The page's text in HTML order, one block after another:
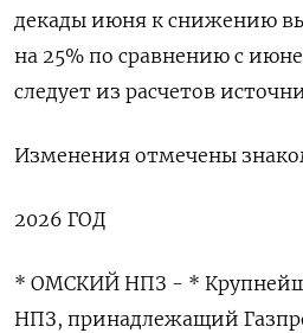
декады июня к снижению
на 25% по сравнению с
следует из расчетов
Изменения отмечены
2026 ГОД
* ОМСКИЙ НПЗ - *
НПЗ, принадлежащий